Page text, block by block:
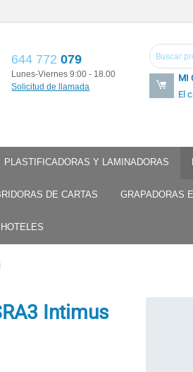
644 772 079
Lunes-Viernes 9:00 - 18.00
Solicitud de llamada
MI
El
PLASTIFICADORAS Y LAMINADORAS
DE CARTAS GRAPADORAS
Intimus